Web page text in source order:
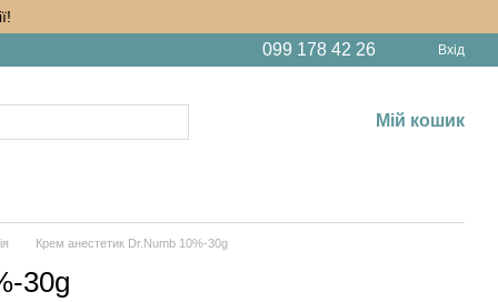
099 178 42 26 Вхід
Мій кошик
Крем анестетик Dr.Numb 10%-30g
30g